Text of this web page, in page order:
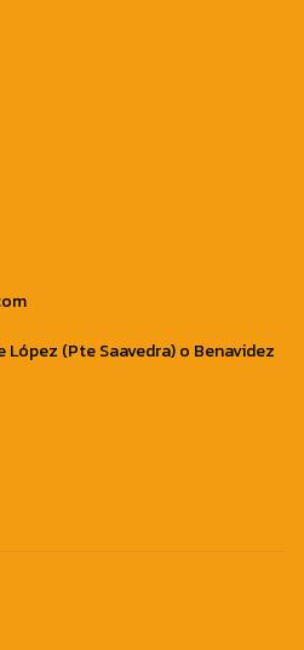
(Pte Saavedra) o Benavidez